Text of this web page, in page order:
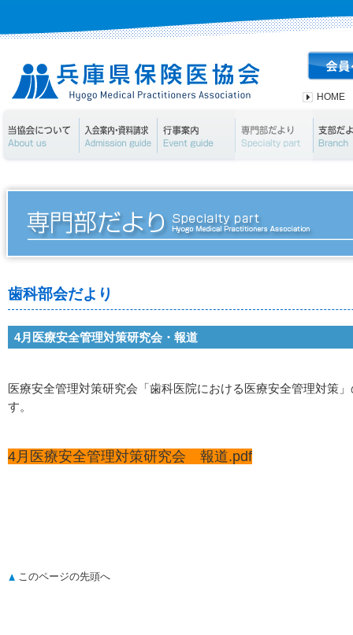
HOME
歯科部会だより
4月医療安全管理対策研究会・報道
医療安全管理対策研究会「歯科医院における医療安全管理対策
す。
4月医療安全管理対策研究会 報道.pdf
このページの先頭へ